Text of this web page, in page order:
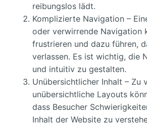
reibungslos lädt.
Komplizierte Navigation –
oder verwirrende Navigation
frustrieren und dazu führen,
verlassen. Es ist wichtig, die
und intuitiv zu gestalten.
Unübersichtlicher Inhalt – Zu
unübersichtliche Layouts
dass Besucher
Inhalt der Website zu